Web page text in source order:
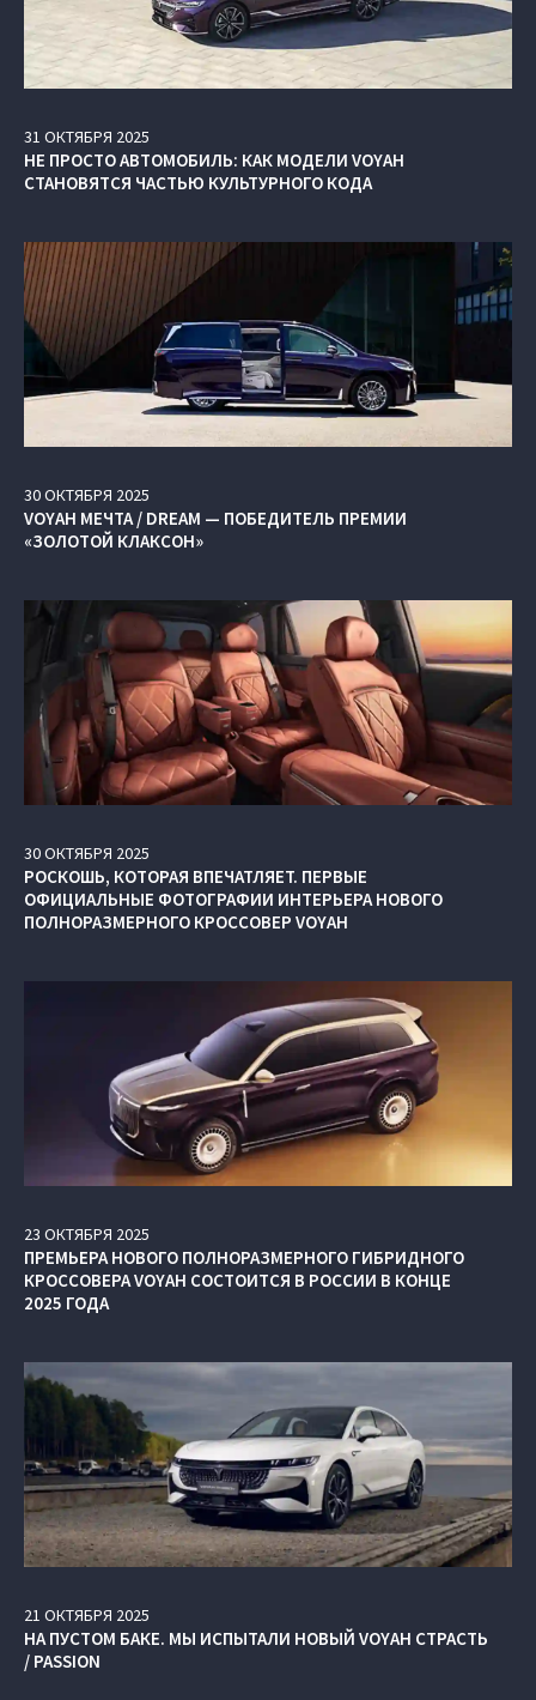
31 ОКТЯБРЯ 2025
НЕ ПРОСТО АВТОМОБИЛЬ: КАК МОДЕЛИ VOYAH
СТАНОВЯТСЯ ЧАСТЬЮ КУЛЬТУРНОГО КОДА
30ОКТЯБРЯ 2025
VOYAH МЕЧТА / DREAM — ПОБЕДИТЕЛЬ ПРЕМИИ
«ЗОЛОТОЙ КЛАКСОН»
30ОКТЯБРЯ 2025
РОСКОШЬ, КОТОРАЯ ВПЕЧАТЛЯЕТ. ПЕРВЫЕ
ОФИЦИАЛЬНЫЕ ФОТОГРАФИИ ИНТЕРЬЕРА НОВОГО
ПОЛНОРАЗМЕРНОГО КРОССОВЕР VOYAH
23 ОКТЯБРЯ 2025
ПРЕМЬЕРА НОВОГО ПОЛНОРАЗМЕРНОГО ГИБРИДНОГО
КРОССОВЕРА VOYAH СОСТОИТСЯ В РОССИИ В КОНЦЕ
2025 ГОДА
21 ОКТЯБРЯ 2025
НА ПУСТОМ БАКЕ. МЫ ИСПЫТАЛИ НОВЫЙ VOYAH СТРАСТЬ
/ PASSION